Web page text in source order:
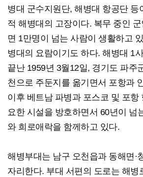
병대 군수지원단, 해병대 항공단 등
적 해병대의 고장이다. 복무 중인 군
면 1만명이 넘는 사람이 생활하고
병대의 요람이기도 하다. 해병대 1사
끝난 1959년 3월12일, 경기도 파주
천으로 주둔지를 옮기면서 포항과
이후 베트남 파병과 포스코 및 포항
요한 시설을 방호하면서 60년이 넘
와 희로애락을 함께하고 있다.
해병부대는 남구 오천읍과 동해면·
자리한다. 부대 서편의 도로는 해병